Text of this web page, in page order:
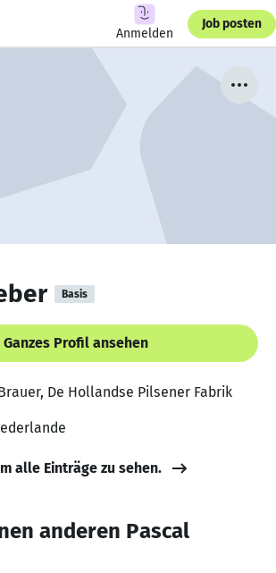
Anmelden
Job posten
Basis
Ganzes Profil ansehen
De Hollandse Pilsener Fabrik
alle Einträge zu sehen.
anderen Pascal